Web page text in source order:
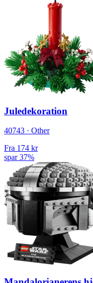
Juledekoration
40743 · Other
Fra 174 kr
spar 37%